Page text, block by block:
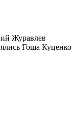
Журавлев
Гоша Куценко